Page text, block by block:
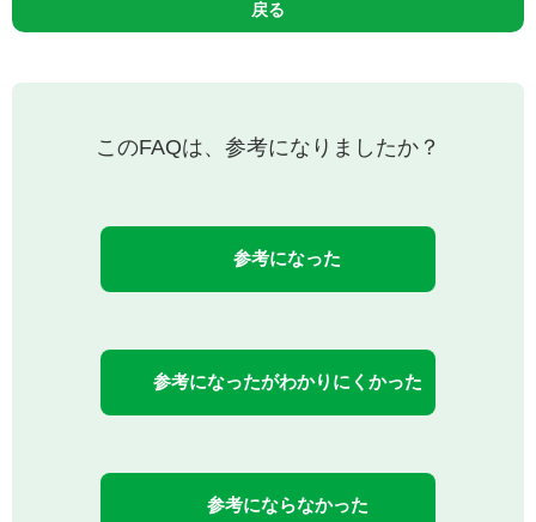
戻る
このFAQは、参考になりましたか？
参考になった
参考になったがわかりにくかった
参考にならなかった